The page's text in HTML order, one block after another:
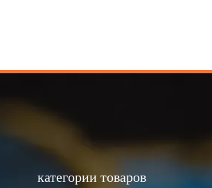
категории товаров